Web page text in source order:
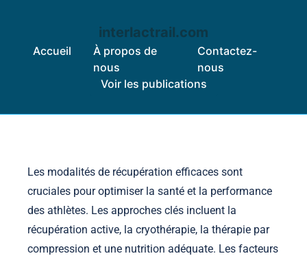
interlactrail.com
Accueil
À propos de
nous
Contactez-
nous
Voir les publications
Les modalités de récupération efficaces sont
cruciales pour optimiser la santé et la performance
des athlètes. Les approches clés incluent la
récupération active, la cryothérapie, la thérapie par
compression et une nutrition adéquate. Les facteurs